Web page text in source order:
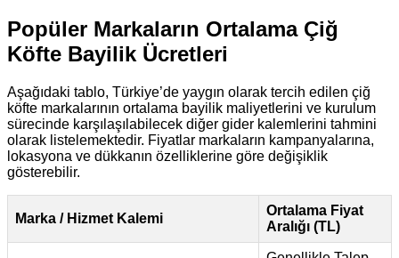
Popüler Markaların Ortalama Çiğ
Köfte Bayilik Ücretleri
Aşağıdaki tablo, Türkiye’de yaygın olarak tercih edilen çiğ
köfte markalarının ortalama bayilik maliyetlerini ve kurulum
sürecinde karşılaşılabilecek diğer gider kalemlerini tahmini
olarak listelemektedir. Fiyatlar markaların kampanyalarına,
lokasyona ve dükkanın özelliklerine göre değişiklik
gösterebilir.
Marka / Hizmet Kalemi
Ortalama Fiyat
Aralığı (TL)